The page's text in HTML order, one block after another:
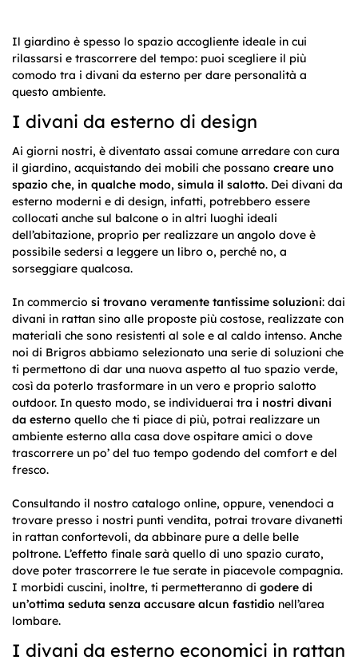
Il giardino è spesso lo spazio accogliente ideale in cui
rilassarsi e trascorrere del tempo: puoi scegliere il più
comodo tra i divani da esterno per dare personalità a
questo ambiente.
I divani da esterno di design
Ai giorni nostri, è diventato assai comune arredare con cura
il giardino, acquistando dei mobili che possano creare uno
spazio che, in qualche modo, simula il salotto. Dei divani da
esterno moderni e di design, infatti, potrebbero essere
collocati anche sul balcone o in altri luoghi ideali
dell’abitazione, proprio per realizzare un angolo dove è
possibile sedersi a leggere un libro o, perché no, a
sorseggiare qualcosa.
In commercio si trovano veramente tantissime soluzioni: dai
divani in rattan sino alle proposte più costose, realizzate con
materiali che sono resistenti al sole e al caldo intenso. Anche
noi di Brigros abbiamo selezionato una serie di soluzioni che
ti permettono di dar una nuova aspetto al tuo spazio verde,
così da poterlo trasformare in un vero e proprio salotto
outdoor. In questo modo, se individuerai tra i nostri divani
da esterno quello che ti piace di più, potrai realizzare un
ambiente esterno alla casa dove ospitare amici o dove
trascorrere un po’ del tuo tempo godendo del comfort e del
fresco.
Consultando il nostro catalogo online, oppure, venendoci a
trovare presso i nostri punti vendita, potrai trovare divanetti
in rattan confortevoli, da abbinare pure a delle belle
poltrone. L’effetto finale sarà quello di uno spazio curato,
dove poter trascorrere le tue serate in piacevole compagnia.
I morbidi cuscini, inoltre, ti permetteranno di godere di
un’ottima seduta senza accusare alcun fastidio nell’area
lombare.
I divani da esterno economici in rattan